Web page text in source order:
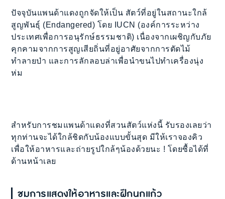
ปัจจุบันแพนด้าแดงถูกจัดให้เป็น สัตว์ที่อยู่ในสถานะใกล้
สูญพันธุ์ (Endangered) โดย IUCN (องค์การระหว่าง
ประเทศเพื่อการอนุรักษ์ธรรมชาติ) เนื่องจากเผชิญกับภัย
คุกคามจากการสูญเสียถิ่นที่อยู่อาศัยจากการตัดไม้
ทำลายป่า และการลักลอบล่าเพื่อนำขนไปทำเครื่องนุ่ง
ห่ม
สำหรับการชมแพนด้าแดงที่สวนสัตว์แห่งนี้ รับรองเลยว่า
ทุกท่านจะได้ใกล้ชิดกับน้องแบบขั้นสุด มีให้เราจองคิว
เพื่อให้อาหารและถ่ายรูปใกล้ๆน้องด้วยนะ ! โดยซื้อได้ที่
ด้านหน้าเลย
ชมการแสดงให้อาหารและฝึกนกแก้ว